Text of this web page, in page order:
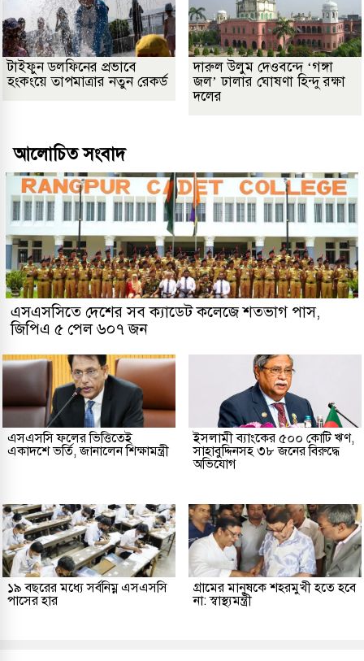
টাইফুন ডলফিনের প্রভাবে
হংকংয়ে তাপমাত্রার নতুন রেকর্ড
দারুল উলুম দেওবন্দে ‘গঙ্গা
জল’ ঢালার ঘোষণা হিন্দু রক্ষা
দলের
আলোচিত সংবাদ
এসএসসিতে দেশের সব ক্যাডেট কলেজে শতভাগ পাস,
জিপিএ ৫ পেল ৬০৭ জন
এসএসসি ফলের ভিত্তিতেই
একাদশে ভর্তি, জানালেন শিক্ষামন্ত্রী
ইসলামী ব্যাংকের ৫০০ কোটি ঋণ,
সাহাবুদ্দিনসহ ৩৮ জনের বিরুদ্ধে
অভিযোগ
১৯ বছরের মধ্যে সর্বনিম্ন এসএসসি
পাসের হার
গ্রামের মানুষকে শহরমুখী হতে হবে
না: স্বাস্থ্যমন্ত্রী